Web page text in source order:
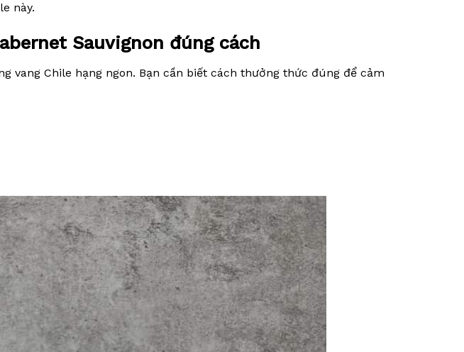
này.
Sauvignon đúng cách
vang Chile hạng ngon. Bạn cần biết cách thưởng thức đúng để cảm